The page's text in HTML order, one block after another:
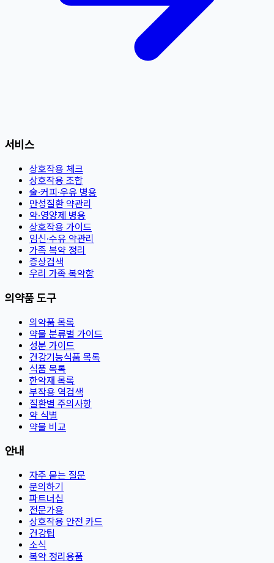
서비스
상호작용 체크
상호작용 조합
술·커피·우유 병용
만성질환 약관리
약·영양제 병용
상호작용 가이드
임신·수유 약관리
가족 복약 정리
증상검색
우리 가족 복약함
의약품 도구
의약품 목록
약물 분류별 가이드
성분 가이드
건강기능식품 목록
식품 목록
한약재 목록
부작용 역검색
질환별 주의사항
약 식별
약물 비교
안내
자주 묻는 질문
문의하기
파트너십
전문가용
상호작용 안전 카드
건강팁
소식
복약 정리용품